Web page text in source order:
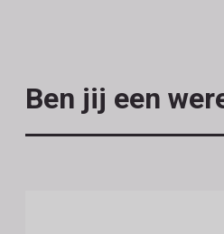
Ben jij een